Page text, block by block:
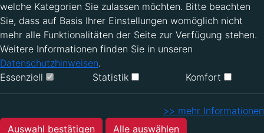
welche Kategorien Sie zulassen möchten. Bitte beachten
Sie, dass auf Basis Ihrer Einstellungen womöglich nicht
mehr alle Funktionalitäten der Seite zur Verfügung stehen.
Weitere Informationen finden Sie in unseren
Datenschutzhinweisen.
Essenziell
Statistik Komfort
>> mehr Informationen
Auswahl bestätigen
Alle auswählen